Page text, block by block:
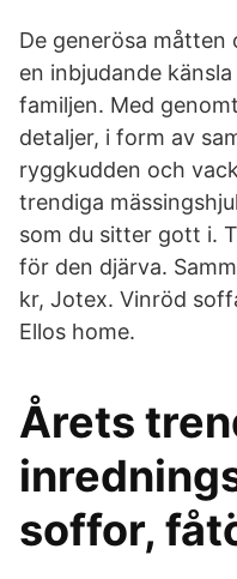
De generösa
en inbjudande
familjen. Med
detaljer, i form av
ryggkudden och
trendiga
som du sitter gott i.
för den djärva.
kr, Jotex. Vinröd
Ellos home.
Årets
soffor,